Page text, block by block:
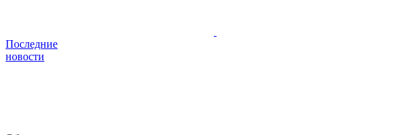
Последние
новости